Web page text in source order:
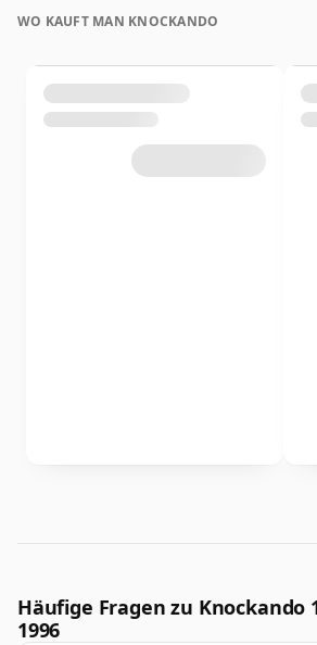
WO KAUFT MAN KNOCKANDO
Häufige Fragen zu Knockando
1996